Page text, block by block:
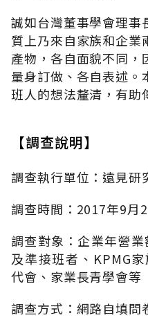
誠如台灣董事學會理事
質上乃來自家族和企業
產物，各自面貌不同，
量身訂做、各自表述。
班人的想法釐清，有助
【調查說明】
調查執行單位：遠見研
調查時間：2017年9月
調查對象：企業年營
及準接班者、KPMG
代會、家業長青學會等
調查方式：網路自填問